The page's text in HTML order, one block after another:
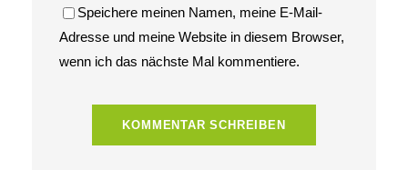
Speichere meinen Namen, meine E-Mail-
Adresse und meine Website in diesem Browser,
wenn ich das nächste Mal kommentiere.